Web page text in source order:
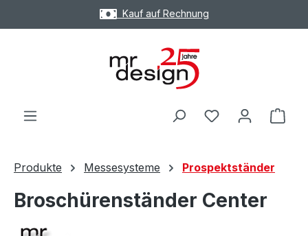
Zum Hauptinhalt springenKauf auf Rechnung
Produkte Messesysteme Prospektständer
Broschürenständer Center